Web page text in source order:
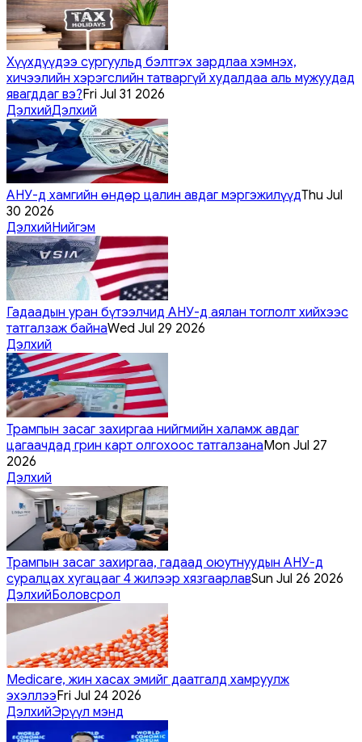
Хүүхдүүдээ сургуульд бэлтгэх зардлаа хэмнэх,
хичээлийн хэрэгслийн татваргүй худалдаа аль мужуудад
явагддаг вэ?Fri Jul 31 2026
ДэлхийДэлхий
АНУ-д хамгийн өндөр цалин авдаг мэргэжилүүдThu Jul
30 2026
ДэлхийНийгэм
Гадаадын уран бүтээлчид АНУ-д аялан тоглолт хийхээс
татгалзаж байнаWed Jul 29 2026
Дэлхий
Трампын засаг захиргаа нийгмийн халамж авдаг
цагаачдад грин карт олгохоос татгалзанаMon Jul 27
2026
Дэлхий
Трампын засаг захиргаа, гадаад оюутнуудын АНУ-д
суралцах хугацааг 4 жилээр хязгаарлавSun Jul 26 2026
ДэлхийБоловсрол
Medicare, жин хасах эмийг даатгалд хамруулж
эхэллээFri Jul 24 2026
ДэлхийЭрүүл мэнд